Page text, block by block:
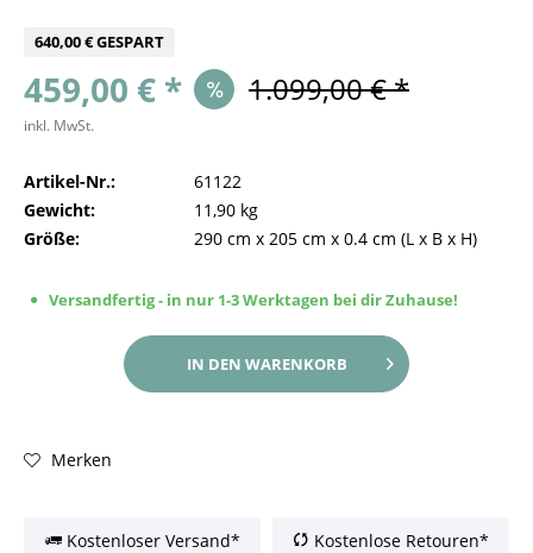
640,00 € GESPART
459,00 € * 1.099,00 € *
inkl. MwSt.
Artikel-Nr.:
61122
Gewicht:
11,90 kg
Größe:
290 cm x 205 cm x 0.4 cm (L x B x H)
Versandfertig - in nur 1-3 Werktagen bei dir Zuhause!
IN DEN WARENKORB
Merken
Kostenloser Versand* Kostenlose Retouren*